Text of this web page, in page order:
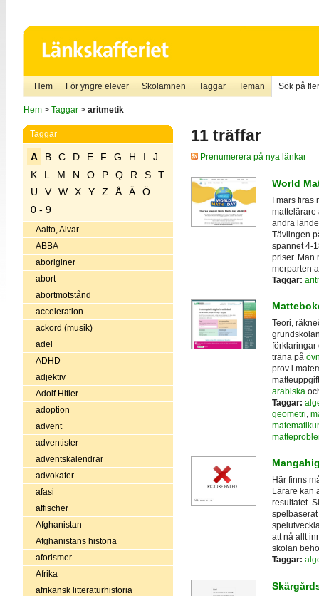
Hem För yngre elever Skolämnen Taggar Teman Sök på
Hem> Taggar> aritmetik
Taggar
A B C D E F G H I
J
K
L M N O P Q R S
T
U
V W X Y Z Å Ä
Ö
0 - 9
Aalto, Alvar
ABBA
aboriginer
abort
abortmotstånd
acceleration
ackord (musik)
adel
ADHD
adjektiv
Adolf Hitler
adoption
advent
adventister
adventskalendrar
advokater
afasi
affischer
Afghanistan
Afghanistans historia
aforismer
Afrika
afrikansk litteraturhistoria
11 träffar
Prenumerera på nya länkar
World
I mars firas
mattelärare
andra
Tävlingen
spannet 4-
priser. Man
merparten
Taggar:
Teori,
förklaringar
träna på
prov i
arabiska
Taggar:
geometri,
Här finns
Lärare kan
resultatet.
att nå allt
skolan
Taggar: